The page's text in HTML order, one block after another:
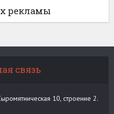
рекламы
связь
10, строение 2.